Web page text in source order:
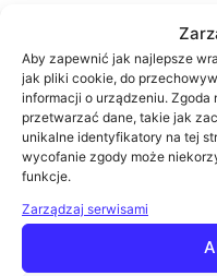
Aby zapewnić jak najlepsze
jak pliki cookie, do
informacji o urządzeniu.
przetwarzać dane, takie jak
unikalne identyfikatory na tej
wycofanie zgody może
funkcje.
Zarządzaj serwisami
Wydarzenie
dostępne bezpłatnie
zarejestrowanych
ZAREJESTROWANYM
możliwość
możliwość
konferencji